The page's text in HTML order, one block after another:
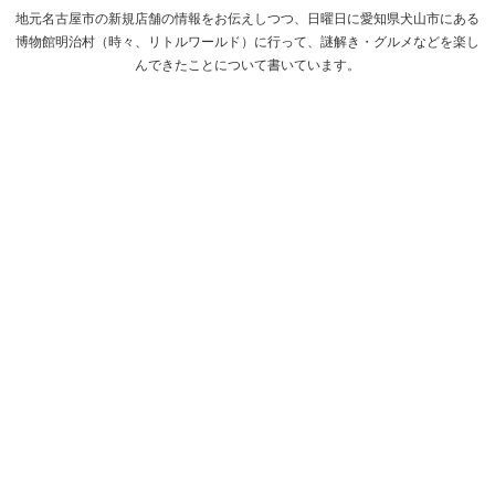
地元名古屋市の新規店舗の情報をお伝えしつつ、日曜日に愛知県犬山市にある
博物館明治村（時々、リトルワールド）に行って、謎解き・グルメなどを楽し
んできたことについて書いています。